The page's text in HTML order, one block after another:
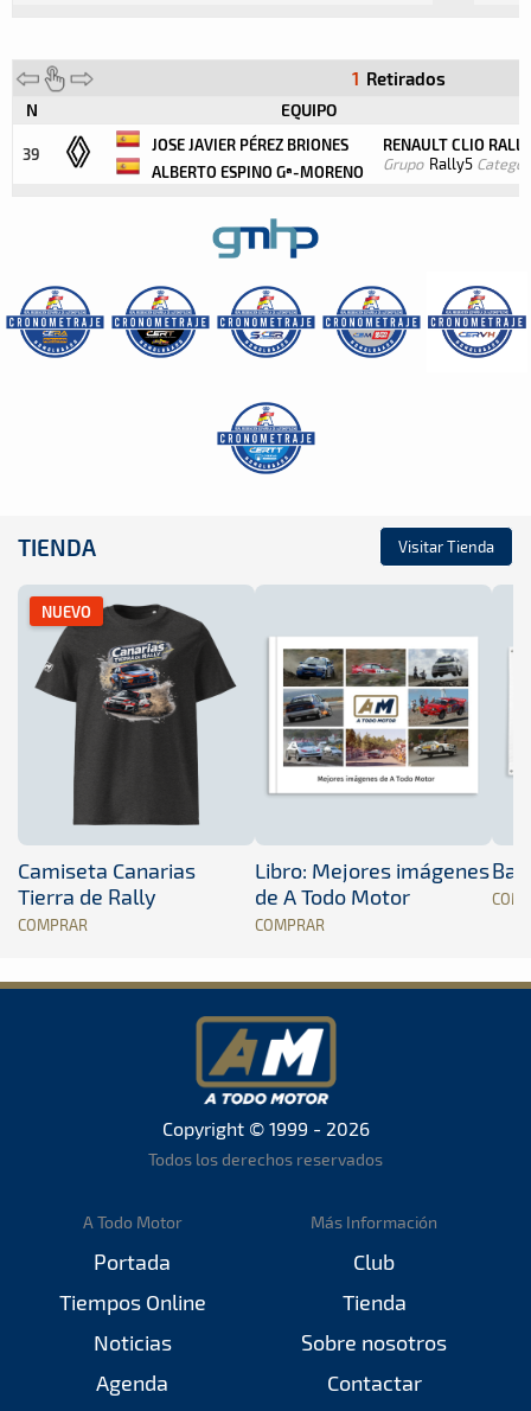
1 Retirados
N EQUIPO
39
JOSE JAVIER PÉREZ BRIONES
ALBERTO ESPINO Gª-MORENO
RENAULT CLIO
Grupo Rally5
TIENDA Visitar Tienda
NUEVO
Camiseta Canarias
Tierra de Rally
COMPRAR
Libro: Mejores imágenes
de A Todo Motor
COMPRAR
Copyright © 1999 - 2026
Todos los derechos reservados
A Todo Motor
Portada
Tiempos Online
Noticias
Agenda
Más Información
Club
Tienda
Sobre nosotros
Contactar